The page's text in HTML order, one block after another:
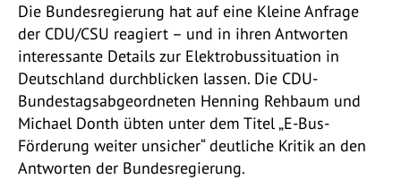
Die Bundesregierung hat auf eine Kleine Anfrage
der CDU/CSU reagiert – und in ihren Antworten
interessante Details zur Elektrobussituation in
Deutschland durchblicken lassen. Die CDU-
Bundestagsabgeordneten Henning Rehbaum und
Michael Donth übten unter dem Titel „E-Bus-
Förderung weiter unsicher“ deutliche Kritik an den
Antworten der Bundesregierung.